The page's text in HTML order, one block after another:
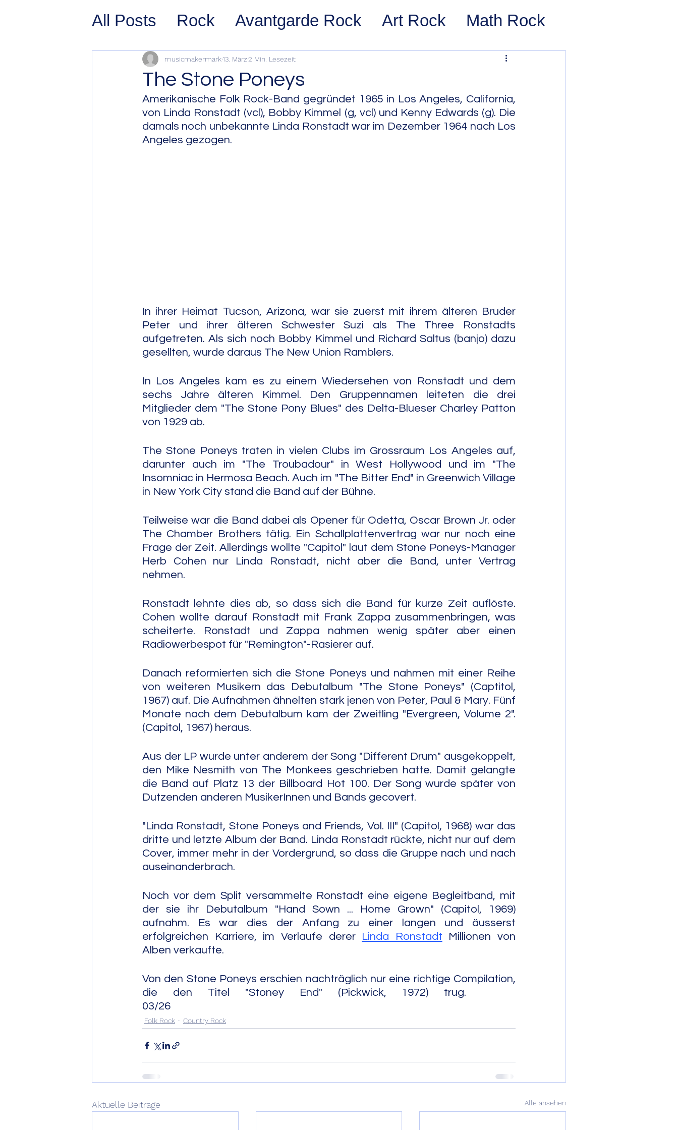
All Posts Rock Avantgarde Rock Art Rock Math Rock
Prog Rock Post Rock
Psychedelic/Space Rock Stoner Rock Alternative Rock
Hard Rock Garage Rock
Soul Jazz
The Stone Poneys
musicmakermark13. März2 Min. Lesezeit
Amerikanische Folk Rock-Band gegründet 1965 in Los Angeles, California,
von Linda Ronstadt (vcl), Bobby Kimmel (g, vcl) und Kenny Edwards (g). Die
damals noch unbekannte Linda Ronstadt war im Dezember 1964 nach Los
Angeles gezogen.
In ihrer Heimat Tucson, Arizona, war sie zuerst mit ihrem älteren Bruder
Peter und ihrer älteren Schwester Suzi als The Three Ronstadts
aufgetreten. Als sich noch Bobby Kimmel und Richard Saltus (banjo) dazu
gesellten, wurde daraus The New Union Ramblers.
In Los Angeles kam es zu einem Wiedersehen von Ronstadt und dem
sechs Jahre älteren Kimmel. Den Gruppennamen leiteten die drei
Mitglieder dem "The Stone Pony Blues" des Delta-Blueser Charley Patton
von 1929 ab.
The Stone Poneys traten in vielen Clubs im Grossraum Los Angeles auf,
darunter auch im "The Troubadour" in West Hollywood und im "The
Insomniac in Hermosa Beach. Auch im "The Bitter End" in Greenwich Village
in New York City stand die Band auf der Bühne.
Teilweise war die Band dabei als Opener für Odetta, Oscar Brown Jr. oder
The Chamber Brothers tätig. Ein Schallplattenvertrag war nur noch eine
Frage der Zeit. Allerdings wollte "Capitol" laut dem Stone Poneys-Manager
Herb Cohen nur Linda Ronstadt, nicht aber die Band, unter Vertrag
nehmen.
Ronstadt lehnte dies ab, so dass sich die Band für kurze Zeit auflöste.
Cohen wollte darauf Ronstadt mit Frank Zappa zusammenbringen, was
scheiterte. Ronstadt und Zappa nahmen wenig später aber einen
Radiowerbespot für "Remington"-Rasierer auf.
Danach reformierten sich die Stone Poneys und nahmen mit einer Reihe
von weiteren Musikern das Debutalbum "The Stone Poneys" (Captitol,
1967) auf. Die Aufnahmen ähnelten stark jenen von Peter, Paul & Mary. Fünf
Monate nach dem Debutalbum kam der Zweitling "Evergreen, Volume 2".
(Capitol, 1967) heraus.
Aus der LP wurde unter anderem der Song "Different Drum" ausgekoppelt,
den Mike Nesmith von The Monkees geschrieben hatte. Damit gelangte
die Band auf Platz 13 der Billboard Hot 100. Der Song wurde später von
Dutzenden anderen MusikerInnen und Bands gecovert.
"Linda Ronstadt, Stone Poneys and Friends, Vol. III" (Capitol, 1968) war das
dritte und letzte Album der Band. Linda Ronstadt rückte, nicht nur auf dem
Cover, immer mehr in der Vordergrund, so dass die Gruppe nach und nach
auseinanderbrach.
Noch vor dem Split versammelte Ronstadt eine eigene Begleitband, mit
der sie ihr Debutalbum "Hand Sown ... Home Grown" (Capitol, 1969)
aufnahm. Es war dies der Anfang zu einer langen und äusserst
erfolgreichen Karriere, im Verlaufe derer Linda Ronstadt Millionen von
Alben verkaufte.
Von den Stone Poneys erschien nachträglich nur eine richtige Compilation,
die den Titel "Stoney End" (Pickwick, 1972) trug.
03/26
Folk Rock Country Rock
Aktuelle Beiträge Alle ansehen